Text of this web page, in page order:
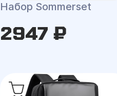
Набор Sommerset
2947 ₽